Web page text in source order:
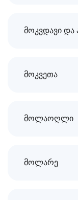
მოკვდავი
მოკვეთა
მოლაოღლი
მოლარე